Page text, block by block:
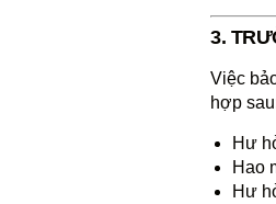
3.
Việc
hợp
Hư
Hao
Hư